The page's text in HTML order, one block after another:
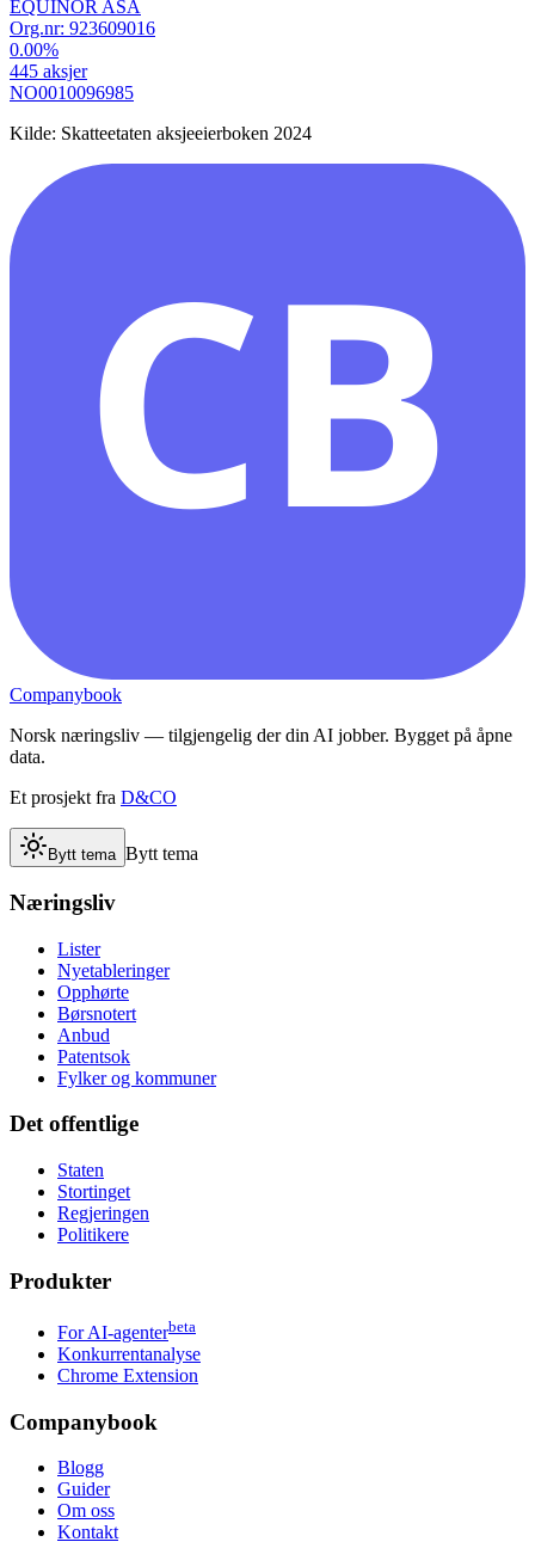
EQUINOR ASA
Org.nr: 923609016
0.00%
445 aksjer
NO0010096985
Kilde: Skatteetaten aksjeeierboken 2024
CB
Companybook
Norsk næringsliv — tilgjengelig der din AI jobber. Bygget på åpne
data.
Et prosjekt fra D&CO
Bytt tema Bytt tema
Næringsliv
Lister
Nyetableringer
Opphørte
Børsnotert
Anbud
Patentsok
Fylker og kommuner
Det offentlige
Staten
Stortinget
Regjeringen
Politikere
Produkter
For AI-agenterbeta
Konkurrentanalyse
Chrome Extension
Companybook
Blogg
Guider
Om oss
Kontakt